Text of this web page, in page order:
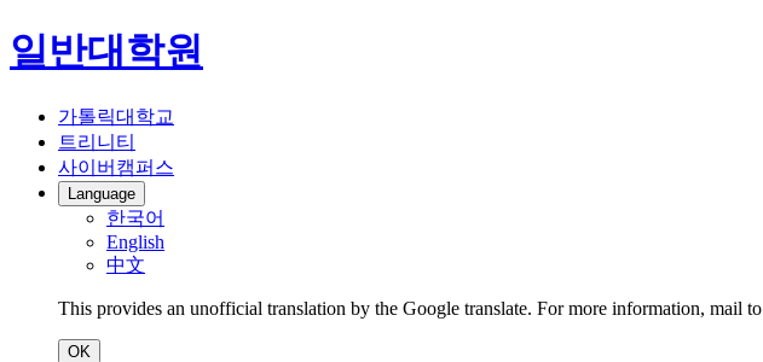
일반대학원
가톨릭대학교
트리니티
사이버캠퍼스
Language
한국어
English
中文
This provides an unofficial translation by the Google translate. For more information, mail to
OK